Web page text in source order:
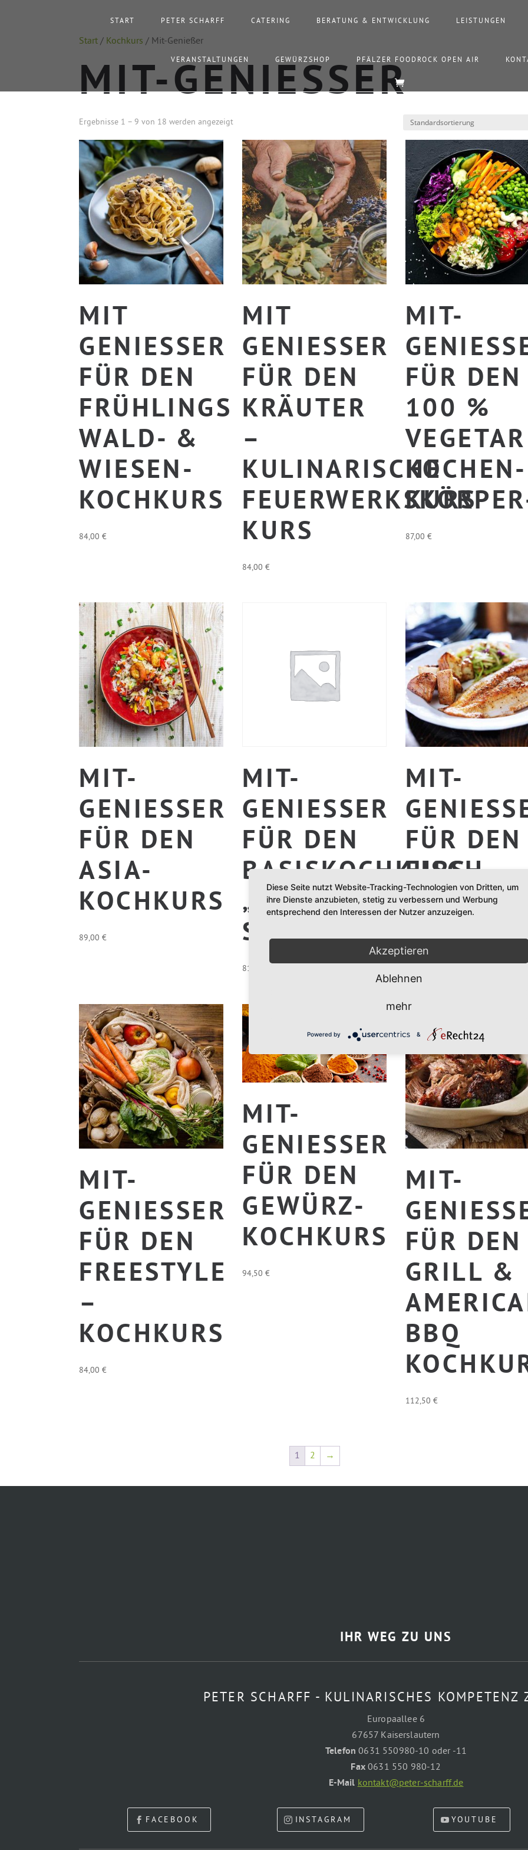
START PETER SCHARFF CATERING BERATUNG & ENTWICKLUNG LEISTUNGEN
VERANSTALTUNGEN GEWÜRZSHOP PFÄLZER FOODROCK OPEN AIR
Start / Kochkurs / Mit-Genießer
MIT-GENIESSER
Ergebnisse 1 – 9 von 18 werden angezeigt
MIT
GENIESSER F
ÜR DEN F
RÜHLINGS W
ALD- & W
IESEN-K
OCHKURS
84,00€
MIT
GENIESSER F
ÜR DEN K
RÄUTER –
K
ULINARISCHE F
EUERWERKSKÖRPER-
URS
84,00€
MIT-
ÜR DEN 1
00 % V
OCHEN-K
URS
87,00€
MIT-
GENIESSER F
ÜR DEN A
SIA-K
OCHKURS
89,00€
MIT-
GENIESSER F
ÜR DEN B
ASISKOCHKURS „
KALTE S
AUCEN“
81,40
MIT-
ÜR DEN F
ISCH-K
99,00€
MIT-
GENIESSER F
ÜR DEN F
REESTYLE –
K
OCHKURS
84,00€
MIT-
GENIESSER F
ÜR DEN G
EWÜRZ-K
OCHKURS
94,50€
MIT-
ÜR DEN G
RILL & A
BQ K
112,50€
1 2 →
IHR WEG ZU UNS
PETER SCHARFF - KULINARISCHES KOMPETENZ
Europaallee 6
67657 Kaiserslautern
Telefon 0631 550980-10 oder -11
Fax0631 550 980-12
E-Mail kontakt@peter-scharff.de
FACEBOOK INSTAGRAM YOUTUBE
Diese Seite nutzt Website-Tracking-Technologien von Dritten, um
ihre Dienste anzubieten, stetig zu verbessern und Werbung
entsprechend den Interessen der Nutzer anzuzeigen.
Akzeptieren
Ablehnen
mehr
Powered by &